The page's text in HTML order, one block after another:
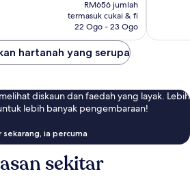
RM547
RM656 jumlah
termasuk cukai & fi
22 Ogo - 23 Ogo
hartanah yang serupa
diskaun dan faedah yang layak. Lebih
lebih banyak pengembaraan!
ia percuma
sekitar